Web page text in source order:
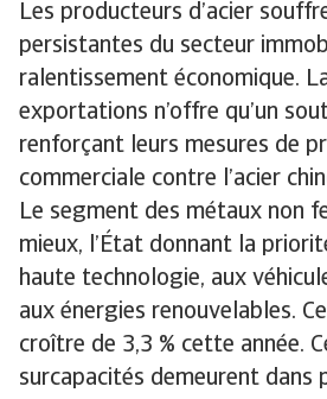
Les producteurs d’acier
persistantes du secteur
ralentissement économique.
exportations n’offre qu’un
renforçant leurs mesures de
commerciale contre l’acier
Le segment des métaux non
mieux, l’État donnant la
haute technologie, aux
aux énergies renouvelables.
croître de 3,3 % cette année.
surcapacités demeurent dans